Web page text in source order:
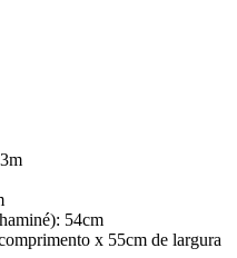
54cm
x 55cm de largura